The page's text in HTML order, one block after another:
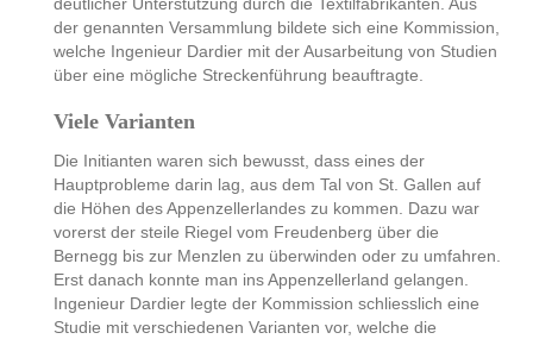
deutlicher Unterstützung durch die Textilfabrikanten. Aus
der genannten Versammlung bildete sich eine Kommission,
welche Ingenieur Dardier mit der Ausarbeitung von Studien
über eine mögliche Streckenführung beauftragte.
Viele Varianten
Die Initianten waren sich bewusst, dass eines der
Hauptprobleme darin lag, aus dem Tal von St. Gallen auf
die Höhen des Appenzellerlandes zu kommen. Dazu war
vorerst der steile Riegel vom Freudenberg über die
Bernegg bis zur Menzlen zu überwinden oder zu umfahren.
Erst danach konnte man ins Appenzellerland gelangen.
Ingenieur Dardier legte der Kommission schliesslich eine
Studie mit verschiedenen Varianten vor, welche die